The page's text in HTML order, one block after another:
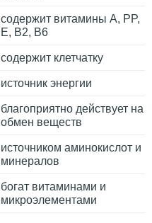
содержит витамины A, PP,
E, B2, B6
содержит клетчатку
источник энергии
благоприятно действует на
обмен веществ
источником аминокислот и
минералов
богат витаминами и
микроэлементами